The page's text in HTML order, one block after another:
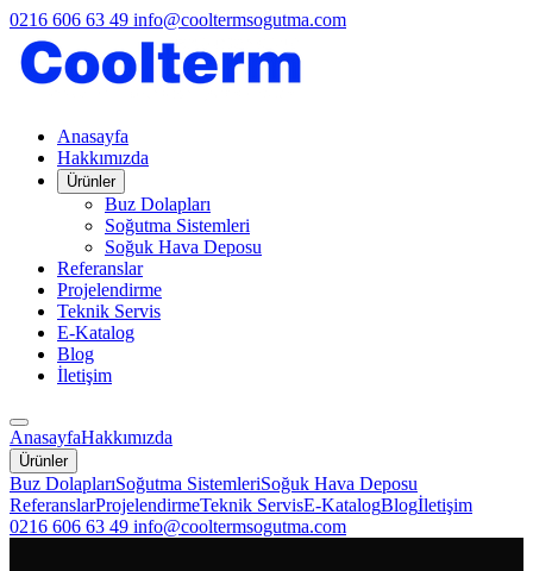
0216 606 63 49 info@cooltermsogutma.com
Anasayfa
Hakkımızda
Ürünler
Buz Dolapları
Soğutma Sistemleri
Soğuk Hava Deposu
Referanslar
Projelendirme
Teknik Servis
E-Katalog
Blog
İletişim
AnasayfaHakkımızda
Ürünler
Buz DolaplarıSoğutma SistemleriSoğuk Hava Deposu
ReferanslarProjelendirmeTeknik ServisE-KatalogBlogİletişim
0216 606 63 49 info@cooltermsogutma.com